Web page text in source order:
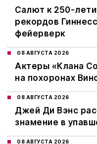
Салют к 250-
рекордов
фейерверк
08 АВГУСТА 2026
Актеры «Клана
на похоронах
08 АВГУСТА 2026
Джей Ди Вэнс
знамение в
08 АВГУСТА 2026